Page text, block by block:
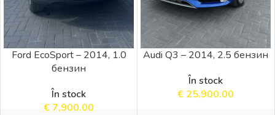
Ford EcoSport – 2014, 1.0
бензин
În stock
€ 7,900.00
Audi Q3 – 2014, 2.5 бензин
În stock
€ 25,900.00